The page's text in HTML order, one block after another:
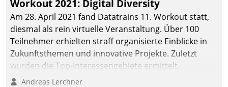
Lösungen mit hohem
Zukunftspotenzial.
Workout 2021: Digital Diversity
Am 28. April 2021 fand Datatrains 11. Workout statt,
diesmal als rein virtuelle Veranstaltung. Über 100
Teilnehmer erhielten straff organisierte Einblicke in
Zukunftsthemen und innovative Projekte. Zuletzt
wurden die Top-Interessengebiete ermittelt.
Andreas Lerchner